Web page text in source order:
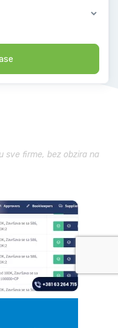
sve firme, bez obzira na